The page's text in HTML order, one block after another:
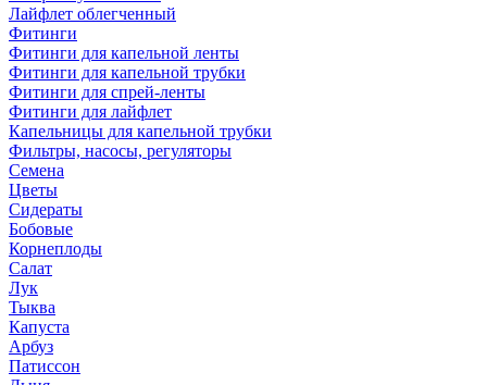
Лайфлет облегченный
Фитинги
Фитинги для капельной ленты
Фитинги для капельной трубки
Фитинги для спрей-ленты
Фитинги для лайфлет
Капельницы для капельной трубки
Фильтры, насосы, регуляторы
Семена
Цветы
Сидераты
Бобовые
Корнеплоды
Салат
Лук
Тыква
Капуста
Арбуз
Патиссон